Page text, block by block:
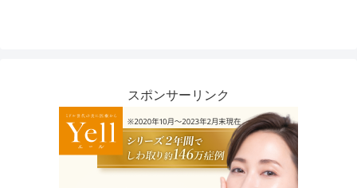
スポンサーリンク